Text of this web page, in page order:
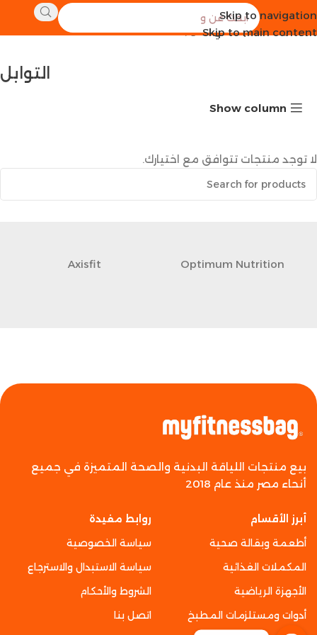
Skip to navigation
Skip to main content
الرئيسية طعام صحي التوابل
التوابل
Show column
لا توجد منتجات تتوافق مع اختيارك.
Optimum Nutrition
Axisfit
بيع منتجات اللياقة البدنية والصحة المتميزة في جميع
أنحاء مصر منذ عام 2018
أبرز الأقسام
أطعمة وبقالة صحية
المكملات الغذائية
الأجهزة الرياضية
أدوات ومستلزمات المطبخ
روابط مفيدة
سياسة الخصوصية
سياسة الاستبدال والاسترجاع
الشروط والأحكام
اتصل بنا